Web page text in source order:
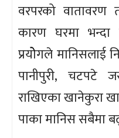
वरपरको वातावरण
कारण घरमा भन्दा
प्रयोेगले मानिसलाई
पानीपुरी, चटपटे
राखिएका खानेकुरा
पाका मानिस सबैमा